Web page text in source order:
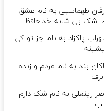
طهماسبی به نام عشق
اشک بی شانه خداحافظ
پاکزاد به نام جز تو کی
بند به نام مردم و زنده
زینعلی به نام شک دارم